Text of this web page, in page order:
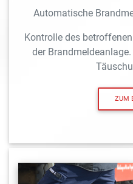
Automatische
Kontrolle des
der
ZUM